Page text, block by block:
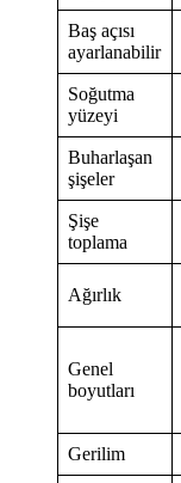
Baş açısı
ayarlanabilir
Soğutma
yüzeyi
Buharlaşan
şişeler
Şişe
toplama
Ağırlık
Genel
boyutları
Gerilim